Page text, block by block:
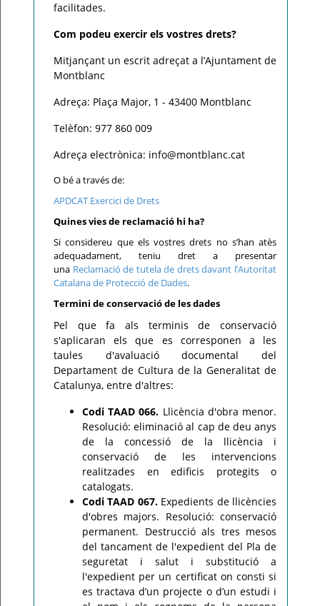
facilitades.
Com podeu exercir els vostres drets?
Mitjançant un escrit adreçat a l’Ajuntament de
Montblanc
Adreça: Plaça Major, 1 - 43400 Montblanc
Telèfon: 977 860 009
Adreça electrònica: info@montblanc.cat
O bé a través de:
APDCAT Exercici de Drets
Quines vies de reclamació hi ha?
Si considereu que els vostres drets no s’han atès
adequadament, teniu dret a presentar
una Reclamació de tutela de drets davant l’Autoritat
Catalana de Protecció de Dades.
Termini de conservació de les dades
Pel que fa als terminis de conservació
s'aplicaran els que es corresponen a les
taules d'avaluació documental del
Departament de Cultura de la Generalitat de
Catalunya, entre d'altres:
Codi TAAD 066. Llicència d'obra menor.
Resolució: eliminació al cap de deu anys
de la concessió de la llicència i
conservació de les intervencions
realitzades en edificis protegits o
catalogats.
Codi TAAD 067.Expedients de llicències
d'obres majors. Resolució: conservació
permanent. Destrucció als tres mesos
del tancament de l'expedient del Pla de
seguretat i salut i substitució a
l'expedient per un certificat on consti si
es tractava d’un projecte o d’un estudi i